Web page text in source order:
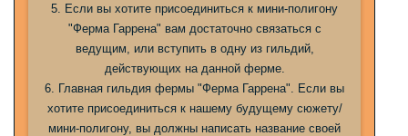
5. Если вы хотите присоединиться к мини-полигону
"Ферма Гаррена" вам достаточно связаться с
ведущим, или вступить в одну из гильдий,
действующих на данной ферме.
6. Главная гильдия фермы "Ферма Гаррена". Если вы
хотите присоединиться к нашему будущему сюжету/
мини-полигону, вы должны написать название своей